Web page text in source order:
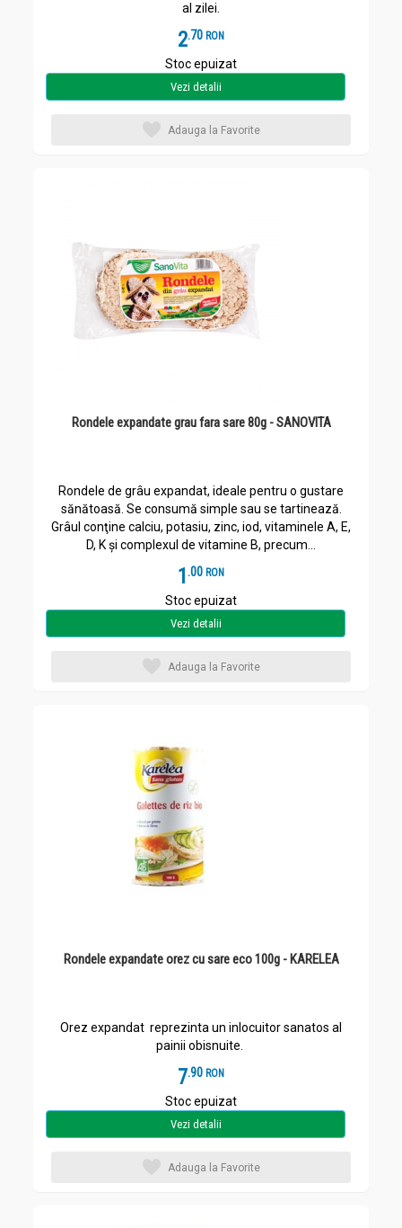
al zilei.
2.7 RON
Stoc epuizat
Vezi detalii
Adauga la Favorite
Rondele expandate grau fara sare 80g - SANOVITA
Rondele de grâu expandat, ideale pentru o gustare
sănătoasă. Se consumă simple sau se tartinează.
Grâul conţine calciu, potasiu, zinc, iod, vitaminele A, E,
D, K şi complexul de vitamine B, precum...
1 .0 RON
Stoc epuizat
Vezi detalii
Adauga la Favorite
Rondele expandate orez cu sare eco 100g - KARELEA
Orez expandat reprezinta un inlocuitor sanatos al
painii obisnuite.
7.9 RON
Stoc epuizat
Vezi detalii
Adauga la Favorite